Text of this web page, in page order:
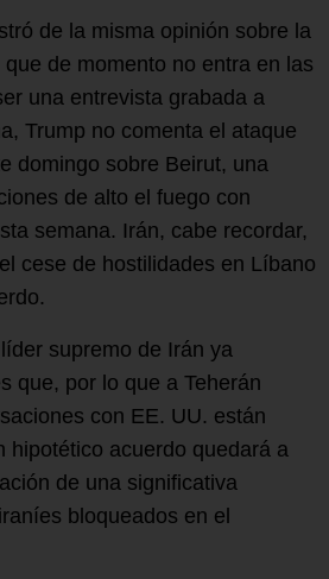
de la misma opinión sobre la
de momento no entra en las
una entrevista grabada a
Trump no comenta el ataque
domingo sobre Beirut, una
de alto el fuego con
semana. Irán, cabe recordar,
cese de hostilidades en Líbano
supremo de Irán ya
que, por lo que a Teherán
con EE. UU. están
hipotético acuerdo quedará a
de una significativa
bloqueados en el